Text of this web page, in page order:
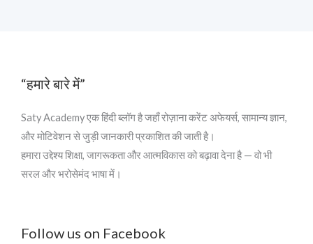
“हमारे बारे में”
Saty Academy एक हिंदी ब्लॉग है जहाँ रोज़ाना करेंट अफेयर्स, सामान्य ज्ञान,
और मोटिवेशन से जुड़ी जानकारी प्रकाशित की जाती है।
हमारा उद्देश्य शिक्षा, जागरूकता और आत्मविकास को बढ़ावा देना है — वो भी
सरल और भरोसेमंद भाषा में।
Follow us on Facebook